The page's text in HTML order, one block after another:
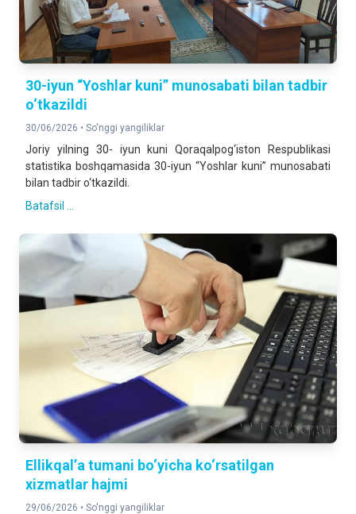
30-iyun “Yoshlar kuni” munosabati bilan tadbir
o‘tkazildi
30/06/2026 • So'nggi yangiliklar
Joriy yilning 30- iyun kuni Qoraqalpog‘iston Respublikasi
statistika boshqamasida 30-iyun “Yoshlar kuni” munosabati
bilan tadbir o‘tkazildi.
Batafsil ...
Ellikqal’a tumani bo‘yicha ko‘rsatilgan
xizmatlar hajmi
29/06/2026 • So'nggi yangiliklar